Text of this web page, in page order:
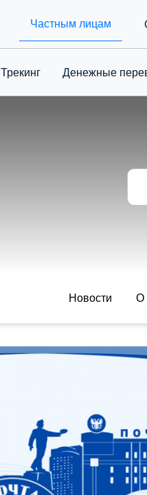
Частным лицам
Трекинг Денежные
Новости О